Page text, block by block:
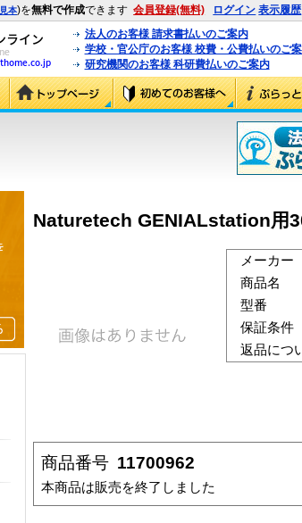
見本)を無料で作成できます 会員登録(無料) ログイン 表示履歴
法人のお客様 請求書払いのご案内
学校・官公庁のお客様 校費・公費払いのご
研究機関のお客様 科研費払いのご案内
Naturetech GENIALstation用
メーカー
商品名
型番
保証条件
返品につ
商品番号 11700962
本商品は販売を終了しました